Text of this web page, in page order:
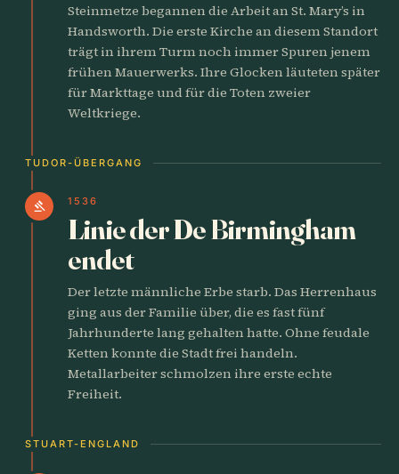
Steinmetze begannen die Arbeit an St. Mary’s in
Handsworth. Die erste Kirche an diesem Standort
trägt in ihrem Turm noch immer Spuren jenem
frühen Mauerwerks. Ihre Glocken läuteten später
für Markttage und für die Toten zweier
Weltkriege.
TUDOR-ÜBERGANG
gavel 1536
Linie der De Birmingham
endet
Der letzte männliche Erbe starb. Das Herrenhaus
ging aus der Familie über, die es fast fünf
Jahrhunderte lang gehalten hatte. Ohne feudale
Ketten konnte die Stadt frei handeln.
Metallarbeiter schmolzen ihre erste echte
Freiheit.
STUART-ENGLAND